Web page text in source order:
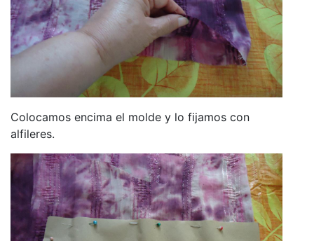
Colocamos encima el molde y lo fijamos con
alfileres.